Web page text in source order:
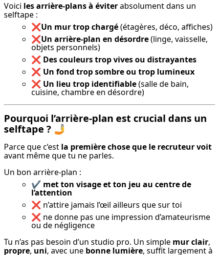
Voici les arrière-plans à éviter absolument dans un
selftape :
❌Un mur trop chargé(étagères, déco, affiches)
❌Un arrière-plan en désordre(linge, vaisselle,
objets personnels)
❌ Des couleurs trop vives ou distrayantes
❌ Un fond trop sombre ou trop lumineux
❌ Un lieu trop identifiable(salle de bain,
cuisine, chambre en désordre)
Pourquoi l’arrière-plan est crucial dans un
selftape ? 🤳
Parce que c’est la première chose que le recruteur voit
avant même que tu ne parles.
Un bon arrière-plan :
✔️ met ton visage et ton jeu au centre de
l’attention
❌ n’attire jamais l’œil ailleurs que sur toi
❌ ne donne pas une impression d’amateurisme
ou de négligence
Tu n’as pas besoin d’un studio pro. Un simple mur clair
propre, uni, avec une bonne lumière, suffit largement à